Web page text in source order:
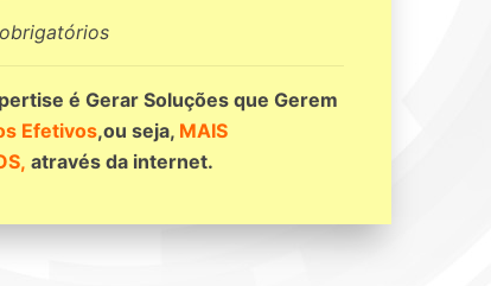
é Gerar Soluções que Gerem
Efetivos,ou seja, MAIS
através da internet.